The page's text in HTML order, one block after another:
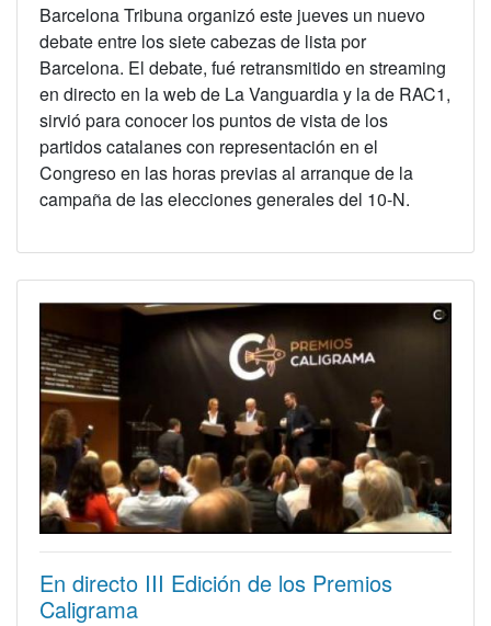
Barcelona Tribuna organizó este jueves un nuevo
debate entre los siete cabezas de lista por
Barcelona. El debate, fué retransmitido en streaming
en directo en la web de La Vanguardia y la de RAC1,
sirvió para conocer los puntos de vista de los
partidos catalanes con representación en el
Congreso en las horas previas al arranque de la
campaña de las elecciones generales del 10-N.
En directo III Edición de los Premios
Caligrama